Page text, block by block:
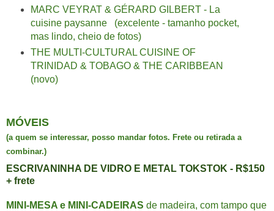
MARC VEYRAT & GÉRARD GILBERT - La
cuisine paysanne (excelente - tamanho pocket,
mas lindo, cheio de fotos)
THE MULTI-CULTURAL CUISINE OF
TRINIDAD & TOBAGO & THE CARIBBEAN
(novo)
MÓVEIS
(a quem se interessar, posso mandar fotos. Frete ou retirada a
combinar.)
ESCRIVANINHA DE VIDRO E METAL TOKSTOK - R$150
+ frete
MINI-MESA e MINI-CADEIRAS de madeira, com tampo que